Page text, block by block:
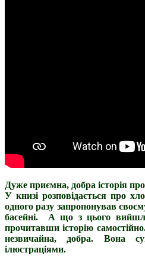
Дуже приємна, добра історія
У книзі розповідається про
одного разу запропонував
басейні. А що з цього
прочитавши історію
незвичайна, добра. Вона
ілюстраціями.